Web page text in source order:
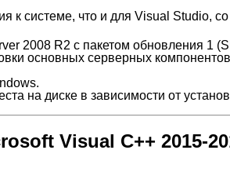
к системе, что и для Visual Studio,
2008 R2 с пакетом обновления 1
основных серверных
на диске в зависимости от
Visual C++ 2015-